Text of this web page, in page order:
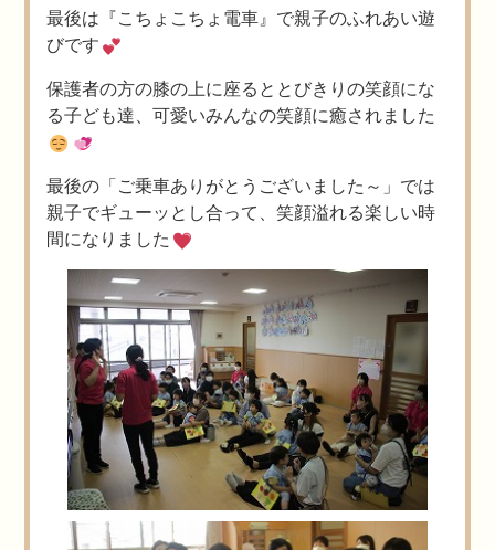
最後は『こちょこちょ電車』で親子のふれあい遊
びです
保護者の方の膝の上に座るととびきりの笑顔にな
る子ども達、可愛いみんなの笑顔に癒されました
最後の「ご乗車ありがとうございました～」では
親子でギューッとし合って、笑顔溢れる楽しい時
間になりました